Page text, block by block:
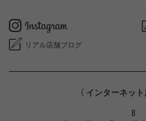
リアル店舗ブログ
〈 インターネット
8